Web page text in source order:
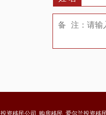
投资移民公司 购房移民 爱尔兰投资移